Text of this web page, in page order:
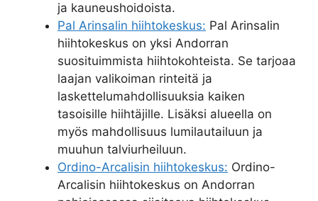
ja kauneushoidoista.
Pal Arinsalin hiihtokeskus: Pal Arinsalin
hiihtokeskus on yksi Andorran
suosituimmista hiihtokohteista. Se tarjoaa
laajan valikoiman rinteitä ja
laskettelumahdollisuuksia kaiken
tasoisille hiihtäjille. Lisäksi alueella on
myös mahdollisuus lumilautailuun ja
muuhun talviurheiluun.
Ordino-Arcalisin hiihtokeskus: Ordino-
Arcalisin hiihtokeskus on Andorran